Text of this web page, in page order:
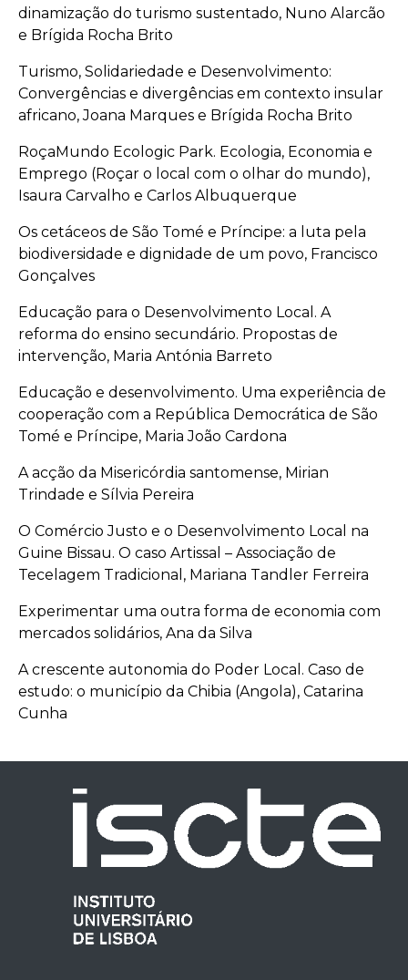
dinamização do turismo sustentado, Nuno Alarcão
e Brígida Rocha Brito
Turismo, Solidariedade e Desenvolvimento:
Convergências e divergências em contexto insular
africano, Joana Marques e Brígida Rocha Brito
RoçaMundo Ecologic Park. Ecologia, Economia e
Emprego (Roçar o local com o olhar do mundo),
Isaura Carvalho e Carlos Albuquerque
Os cetáceos de São Tomé e Príncipe: a luta pela
biodiversidade e dignidade de um povo, Francisco
Gonçalves
Educação para o Desenvolvimento Local. A
reforma do ensino secundário. Propostas de
intervenção, Maria Antónia Barreto
Educação e desenvolvimento. Uma experiência de
cooperação com a República Democrática de São
Tomé e Príncipe, Maria João Cardona
A acção da Misericórdia santomense, Mirian
Trindade e Sílvia Pereira
O Comércio Justo e o Desenvolvimento Local na
Guine Bissau. O caso Artissal – Associação de
Tecelagem Tradicional, Mariana Tandler Ferreira
Experimentar uma outra forma de economia com
mercados solidários, Ana da Silva
A crescente autonomia do Poder Local. Caso de
estudo: o município da Chibia (Angola), Catarina
Cunha